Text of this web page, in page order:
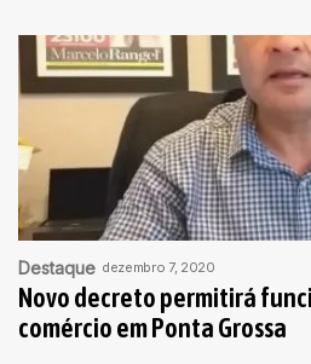
Destaque dezembro 7, 2020
Novo decreto permitirá
comércio em Ponta Grossa